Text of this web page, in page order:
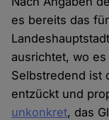
es bereits das
ausrichtet, wo
Selbstredend ist
entzückt und
unkonkret, das